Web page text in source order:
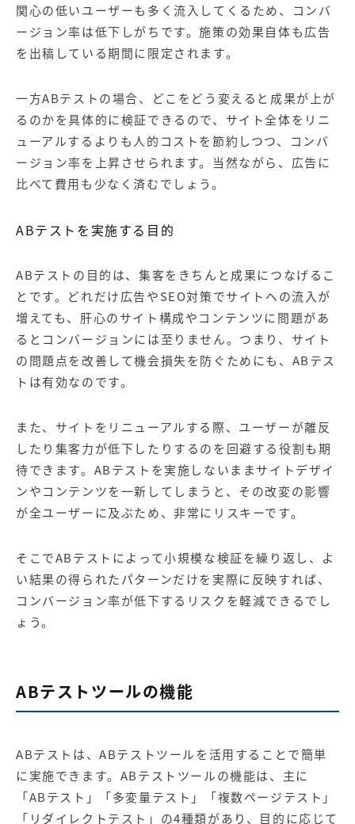
関心の低いユーザーも多く流入してくるため、コンバ
ージョン率は低下しがちです。施策の効果自体も広告
を出稿している期間に限定されます。
一方ABテストの場合、どこをどう変えると成果が上が
るのかを具体的に検証できるので、サイト全体をリニ
ューアルするよりも人的コストを節約しつつ、コンバ
ージョン率を上昇させられます。当然ながら、広告に
比べて費用も少なく済むでしょう。
ABテストを実施する目的
ABテストの目的は、集客をきちんと成果につなげるこ
とです。どれだけ広告やSEO対策でサイトへの流入が
増えても、肝心のサイト構成やコンテンツに問題があ
るとコンバージョンには至りません。つまり、サイト
の問題点を改善して機会損失を防ぐためにも、ABテス
トは有効なのです。
また、サイトをリニューアルする際、ユーザーが離反
したり集客力が低下したりするのを回避する役割も期
待できます。ABテストを実施しないままサイトデザイ
ンやコンテンツを一新してしまうと、その改変の影響
が全ユーザーに及ぶため、非常にリスキーです。
そこでABテストによって小規模な検証を繰り返し、よ
い結果の得られたパターンだけを実際に反映すれば、
コンバージョン率が低下するリスクを軽減できるでし
ょう。
ABテストツールの機能
ABテストは、ABテストツールを活用することで簡単
に実施できます。ABテストツールの機能は、主に
「ABテスト」「多変量テスト」「複数ページテスト」
「リダイレクトテスト」の4種類があり、目的に応じて